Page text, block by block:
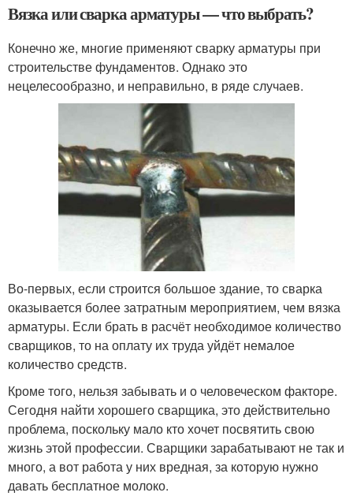
Вязка или сварка арматуры — что выбрать?
Конечно же, многие применяют сварку арматуры при
строительстве фундаментов. Однако это
нецелесообразно, и неправильно, в ряде случаев.
Во-первых, если строится большое здание, то сварка
оказывается более затратным мероприятием, чем вязка
арматуры. Если брать в расчёт необходимое количество
сварщиков, то на оплату их труда уйдёт немалое
количество средств.
Кроме того, нельзя забывать и о человеческом факторе.
Сегодня найти хорошего сварщика, это действительно
проблема, поскольку мало кто хочет посвятить свою
жизнь этой профессии. Сварщики зарабатывают не так и
много, а вот работа у них вредная, за которую нужно
давать бесплатное молоко.